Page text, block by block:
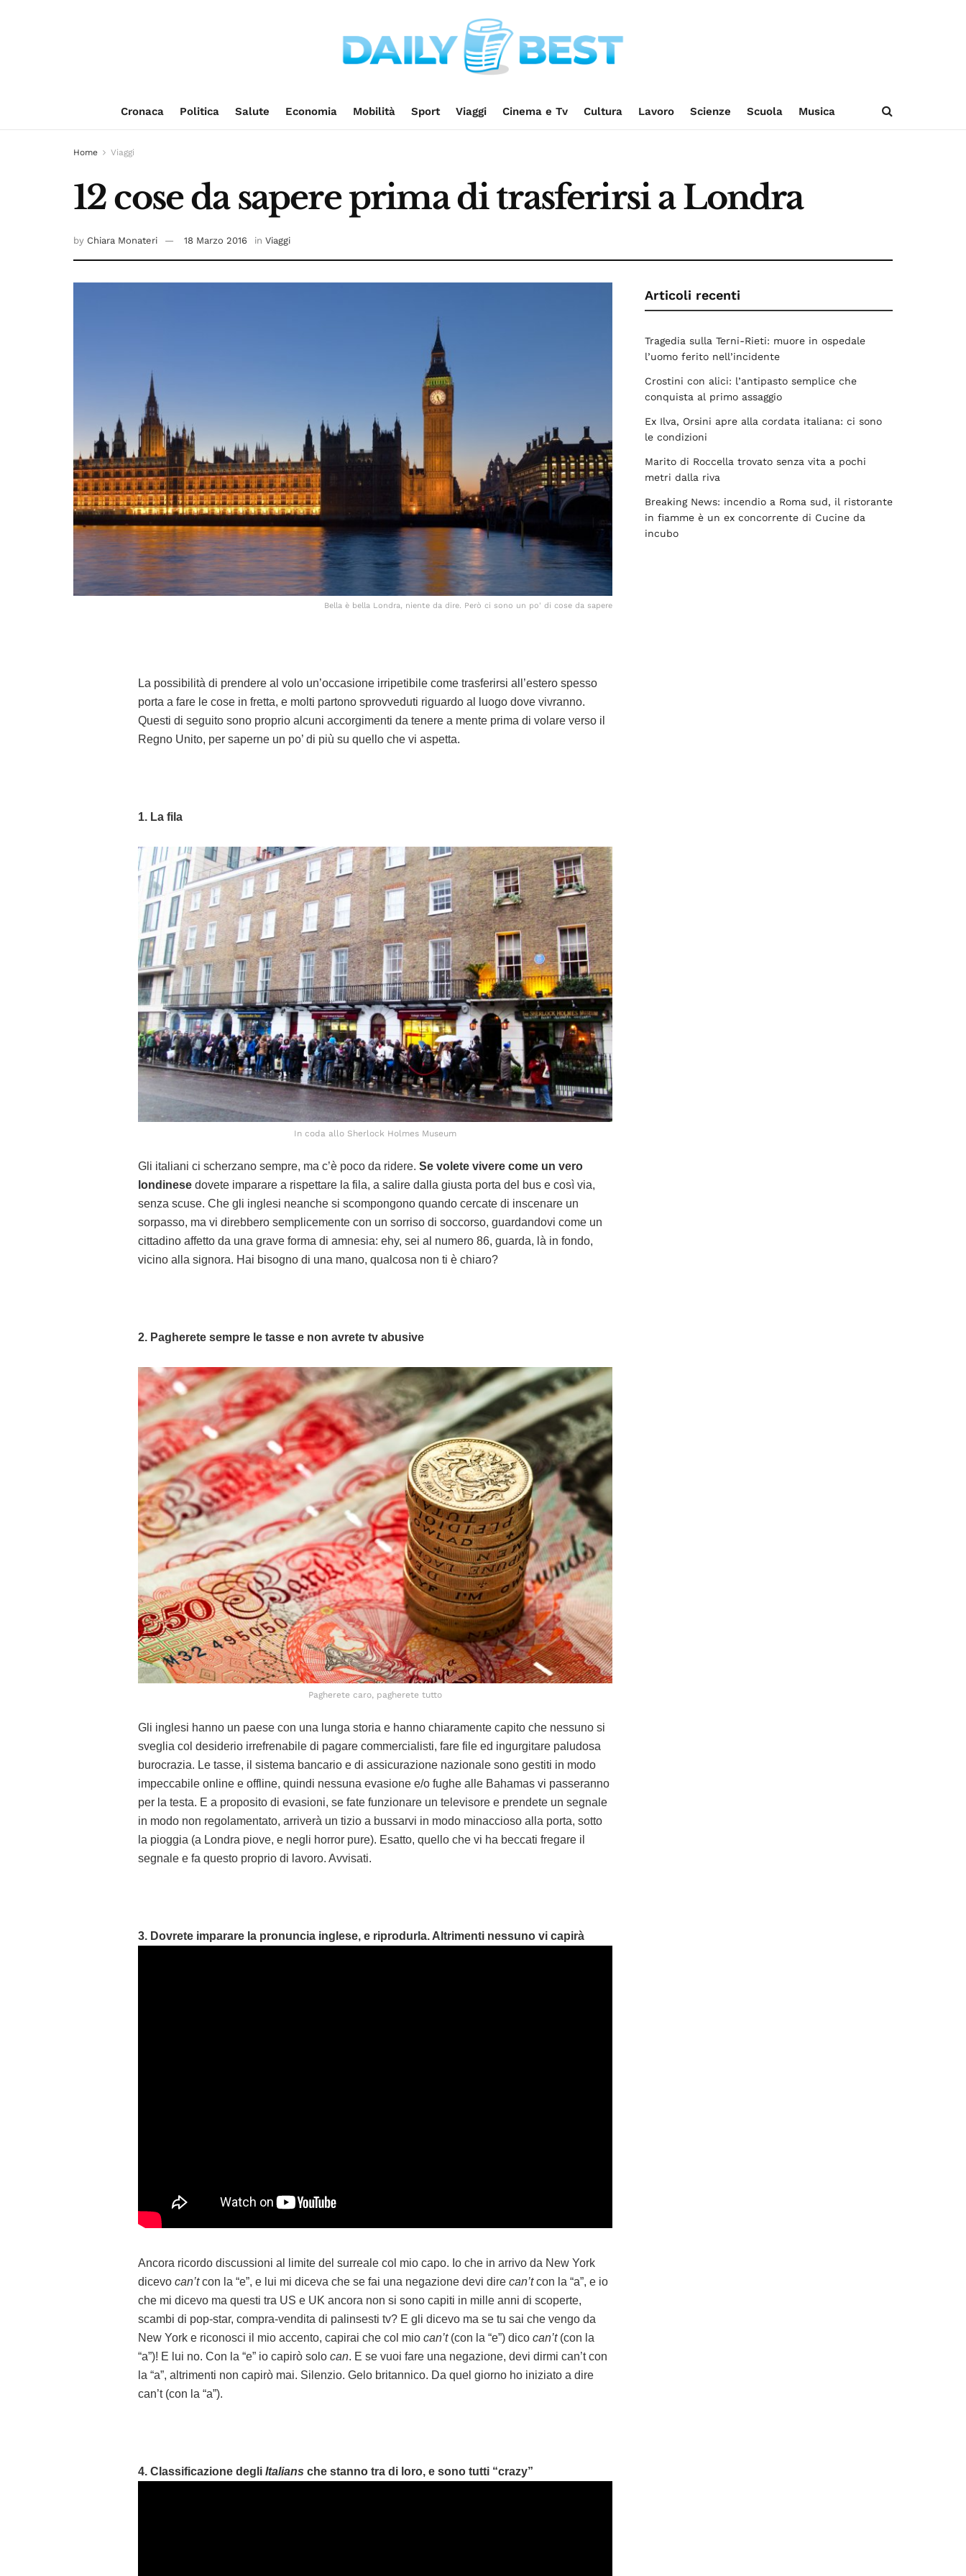
Cronaca Politica Salute Economia Mobilità Sport Viaggi Cinema e Tv Cultura Lavoro Scienze Scuola Musica
Home Viaggi
12 cose da sapere prima di trasferirsi a Londra
by Chiara Monateri 18 Marzo 2016 in Viaggi
Bella è bella Londra, niente da dire. Però ci sono un po' di cose da sapere
La possibilità di prendere al volo un’occasione irripetibile come trasferirsi all’estero spesso
porta a fare le cose in fretta, e molti partono sprovveduti riguardo al luogo dove vivranno.
Questi di seguito sono proprio alcuni accorgimenti da tenere a mente prima di volare verso il
Regno Unito, per saperne un po’ di più su quello che vi aspetta.
1. La fila
In coda allo Sherlock Holmes Museum
Gli italiani ci scherzano sempre, ma c’è poco da ridere. Se volete vivere come un vero
londinese dovete imparare a rispettare la fila, a salire dalla giusta porta del bus e così via,
senza scuse. Che gli inglesi neanche si scompongono quando cercate di inscenare un
sorpasso, ma vi direbbero semplicemente con un sorriso di soccorso, guardandovi come un
cittadino affetto da una grave forma di amnesia: ehy, sei al numero 86, guarda, là in fondo,
vicino alla signora. Hai bisogno di una mano, qualcosa non ti è chiaro?
2. Pagherete sempre le tasse e non avrete tv abusive
Pagherete caro, pagherete tutto
Gli inglesi hanno un paese con una lunga storia e hanno chiaramente capito che nessuno si
sveglia col desiderio irrefrenabile di pagare commercialisti, fare file ed ingurgitare paludosa
burocrazia. Le tasse, il sistema bancario e di assicurazione nazionale sono gestiti in modo
impeccabile online e offline, quindi nessuna evasione e/o fughe alle Bahamas vi passeranno
per la testa. E a proposito di evasioni, se fate funzionare un televisore e prendete un segnale
in modo non regolamentato, arriverà un tizio a bussarvi in modo minaccioso alla porta, sotto
la pioggia (a Londra piove, e negli horror pure). Esatto, quello che vi ha beccati fregare il
segnale e fa questo proprio di lavoro. Avvisati.
3. Dovrete imparare la pronuncia inglese, e riprodurla. Altrimenti nessuno vi capirà
Ancora ricordo discussioni al limite del surreale col mio capo. Io che in arrivo da New York
dicevo can’tcon la “e”, e lui mi diceva che se fai una negazione devi dire can’tcon la “a”, e io
che mi dicevo ma questi tra US e UK ancora non si sono capiti in mille anni di scoperte,
scambi di pop-star, compra-vendita di palinsesti tv? E gli dicevo ma se tu sai che vengo da
New York e riconosci il mio accento, capirai che col mio can’t (con la “e”) dico can’t(con la
“a”)! E lui no. Con la “e” io capirò solo can. E se vuoi fare una negazione, devi dirmi can’t con
la “a”, altrimenti non capirò mai. Silenzio. Gelo britannico. Da quel giorno ho iniziato a dire
can’t (con la “a”).
4. Classificazione degli Italians che stanno tra di loro, e sono tutti “crazy”
Articoli recenti
Tragedia sulla Terni-Rieti: muore in ospedale
l’uomo ferito nell’incidente
Crostini con alici: l’antipasto semplice che
conquista al primo assaggio
Ex Ilva, Orsini apre alla cordata italiana: ci sono
le condizioni
Marito di Roccella trovato senza vita a pochi
metri dalla riva
Breaking News: incendio a Roma sud, il ristorante
in fiamme è un ex concorrente di Cucine da
incubo